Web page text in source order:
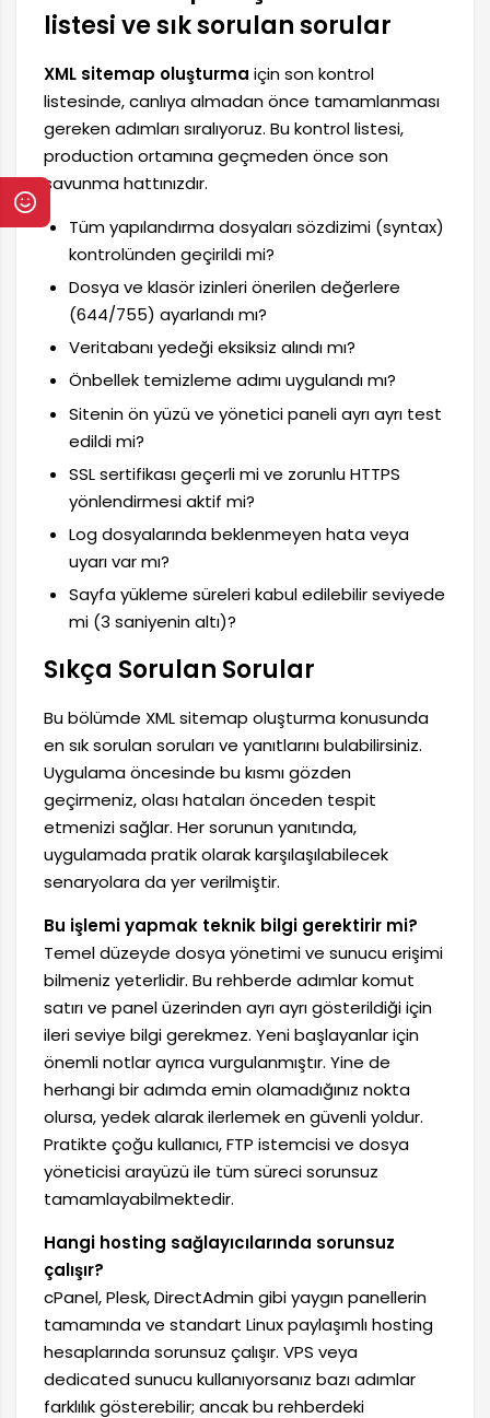
listesi ve sık sorulan sorular
XML sitemap oluşturma için son kontrol
listesinde, canlıya almadan önce tamamlanması
gereken adımları sıralıyoruz. Bu kontrol listesi,
production ortamına geçmeden önce son
savunma hattınızdır.
Tüm yapılandırma dosyaları sözdizimi (syntax)
kontrolünden geçirildi mi?
Dosya ve klasör izinleri önerilen değerlere
(644/755) ayarlandı mı?
Veritabanı yedeği eksiksiz alındı mı?
Önbellek temizleme adımı uygulandı mı?
Sitenin ön yüzü ve yönetici paneli ayrı ayrı test
edildi mi?
SSL sertifikası geçerli mi ve zorunlu HTTPS
yönlendirmesi aktif mi?
Log dosyalarında beklenmeyen hata veya
uyarı var mı?
Sayfa yükleme süreleri kabul edilebilir seviyede
mi (3 saniyenin altı)?
Sıkça Sorulan Sorular
Bu bölümde XML sitemap oluşturma konusunda
en sık sorulan soruları ve yanıtlarını bulabilirsiniz.
Uygulama öncesinde bu kısmı gözden
geçirmeniz, olası hataları önceden tespit
etmenizi sağlar. Her sorunun yanıtında,
uygulamada pratik olarak karşılaşılabilecek
senaryolara da yer verilmiştir.
Bu işlemi yapmak teknik bilgi gerektirir mi?
Temel düzeyde dosya yönetimi ve sunucu erişimi
bilmeniz yeterlidir. Bu rehberde adımlar komut
satırı ve panel üzerinden ayrı ayrı gösterildiği için
ileri seviye bilgi gerekmez. Yeni başlayanlar için
önemli notlar ayrıca vurgulanmıştır. Yine de
herhangi bir adımda emin olamadığınız nokta
olursa, yedek alarak ilerlemek en güvenli yoldur.
Pratikte çoğu kullanıcı, FTP istemcisi ve dosya
yöneticisi arayüzü ile tüm süreci sorunsuz
tamamlayabilmektedir.
Hangi hosting sağlayıcılarında sorunsuz
çalışır?
cPanel, Plesk, DirectAdmin gibi yaygın panellerin
tamamında ve standart Linux paylaşımlı hosting
hesaplarında sorunsuz çalışır. VPS veya
dedicated sunucu kullanıyorsanız bazı adımlar
farklılık gösterebilir; ancak bu rehberdeki